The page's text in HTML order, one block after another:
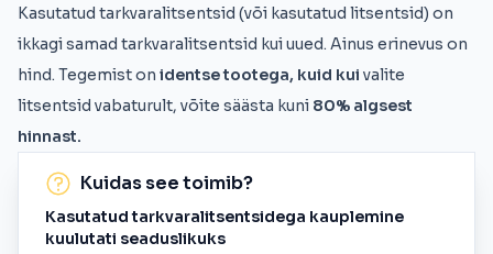
Kasutatud tarkvaralitsentsid (või kasutatud litsentsid) on
ikkagi samad tarkvaralitsentsid kui uued. Ainus erinevus on
hind. Tegemist on identse tootega, kuid kui valite
litsentsid vabaturult, võite säästa kuni 80% algsest
hinnast.
Kuidas see toimib?
Kasutatud tarkvaralitsentsidega kauplemine
kuulutati seaduslikuks